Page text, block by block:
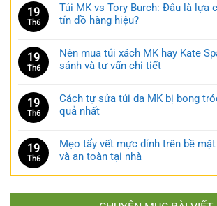
19
Th6
Túi MK vs Tory Burch: Đâu là lựa
tín đồ hàng hiệu?
19
Th6
Nên mua túi xách MK hay Kate
sánh và tư vấn chi tiết
19
Th6
Cách tự sửa túi da MK bị bong
quả nhất
19
Th6
Mẹo tẩy vết mực dính trên bề
và an toàn tại nhà